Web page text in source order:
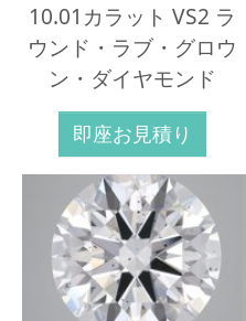
10.01カラット VS2 ラ
ウンド・ラブ・グロウ
ン・ダイヤモンド
即座お見積り